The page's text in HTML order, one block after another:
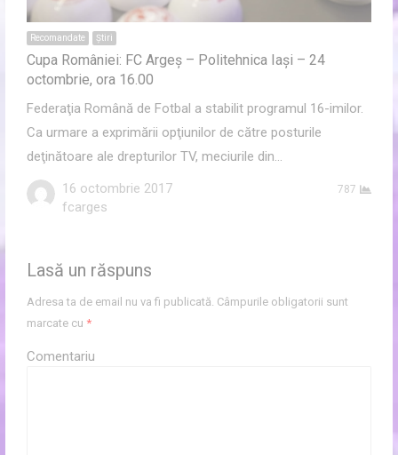
Recomandate Ştiri
Cupa României: FC Argeș – Politehnica Iași – 24
octombrie, ora 16.00
Federaţia Română de Fotbal a stabilit programul 16-imilor.
Ca urmare a exprimării opţiunilor de către posturile
deţinătoare ale drepturilor TV, meciurile din…
16 octombrie 2017
Author
fcarges
787
Lasă un răspuns
Adresa ta de email nu va fi publicată. Câmpurile obligatorii sunt
marcate cu *
Comentariu